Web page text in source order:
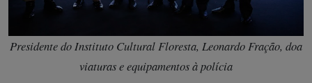
Presidente do Instituto Cultural Floresta, Leonardo Fração, doa
viaturas e equipamentos à polícia